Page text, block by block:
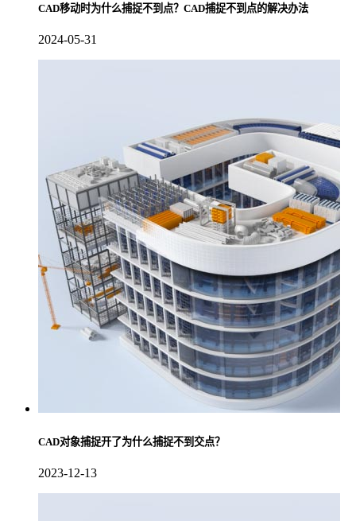
CAD移动时为什么捕捉不到点？CAD捕捉不到点的解决办法
2024-05-31
CAD对象捕捉开了为什么捕捉不到交点？
2023-12-13